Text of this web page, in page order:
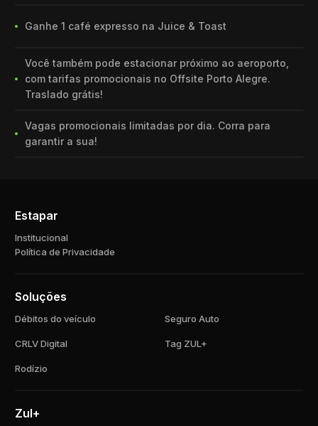
Ganhe 1 café expresso na Juice & Toast
Você também pode estacionar próximo ao aeroporto,
com tarifas promocionais no Offsite Porto Alegre.
Traslado grátis!
Vagas promocionais limitadas por dia. Corra para
garantir a sua!
Estapar
Institucional
Política de Privacidade
Soluções
Débitos do veículo Seguro Auto
CRLV Digital Tag ZUL+
Rodízio
Zul+